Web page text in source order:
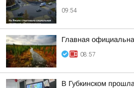
09:54
Главная
08:57
В Губкинском